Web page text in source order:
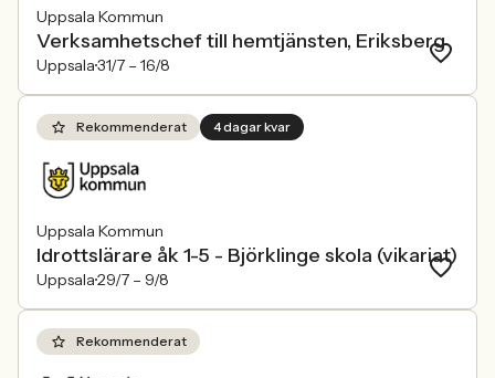
Uppsala Kommun
Verksamhetschef till hemtjänsten, Eriksberg
Uppsala31/7 – 16/8
Rekommenderat 4 dagar kvar
Uppsala Kommun
Idrottslärare åk 1-5 - Björklinge skola (vikariat)
Uppsala29/7 – 9/8
Rekommenderat